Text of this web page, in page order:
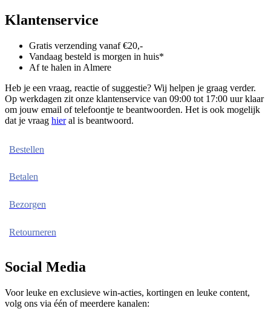
Klantenservice
Gratis verzending vanaf €20,-
Vandaag besteld is morgen in huis*
Af te halen in Almere
Heb je een vraag, reactie of suggestie? Wij helpen je graag verder.
Op werkdagen zit onze klantenservice van 09:00 tot 17:00 uur klaar
om jouw email of telefoontje te beantwoorden. Het is ook mogelijk
dat je vraag hieral is beantwoord.
Bestellen
Betalen
Bezorgen
Retourneren
Social Media
Voor leuke en exclusieve win-acties, kortingen en leuke content,
volg ons via één of meerdere kanalen: